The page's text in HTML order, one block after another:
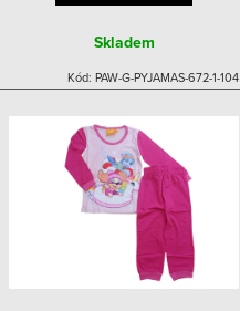
Skladem
Kód: PAW-G-PYJAMAS-672-1-104